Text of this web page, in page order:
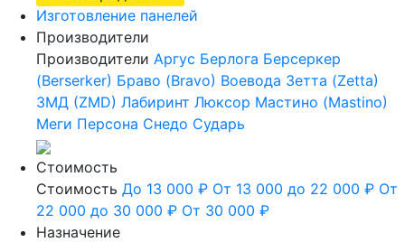
Изготовление панелей
Производители
Производители Аргус Берлога Берсеркер
(Berserker) Браво (Bravo) Воевода Зетта (Zetta)
ЗМД (ZMD) Лабиринт Люксор Мастино (Mastino)
Меги Персона Снедо Сударь
Стоимость
Стоимость До 13 000 ₽ От 13 000 до 22 000 ₽ От
22 000 до 30 000 ₽ От 30 000 ₽
Назначение